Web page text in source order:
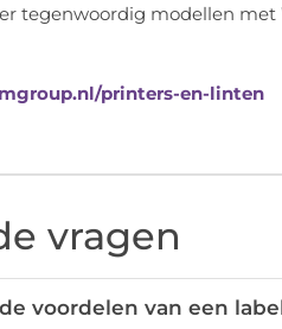
tegenwoordig modellen met
printers-en-linten
vragen
voordelen van een